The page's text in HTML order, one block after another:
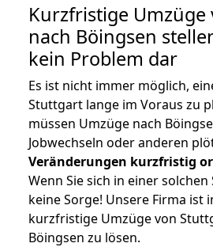
Kurzfristige
nach Böingsen
kein Problem dar
Es ist nicht immer möglich,
Stuttgart lange im Voraus zu
müssen Umzüge nach
Jobwechseln oder anderen
Veränderungen kurzfristig
Wenn Sie sich in einer
keine Sorge! Unsere Firma ist
kurzfristige Umzüge von
Böingsen zu lösen.